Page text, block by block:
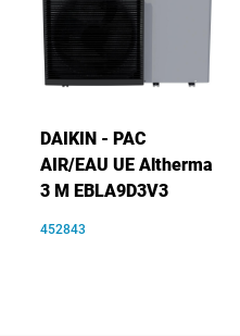
DAIKIN - PAC
AIR/EAU UE Altherma
3 M EBLA9D3V3
452843